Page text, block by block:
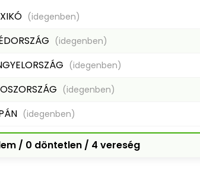
(idegenben)
(idegenben)
(idegenben)
(idegenben)
(idegenben)
/ 0 döntetlen / 4 vereség